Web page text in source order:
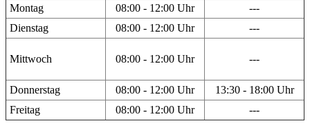
Montag 08:00 - 12:00 Uhr
---
Dienstag
08:00 - 12:00 Uhr ---
Mittwoch 08:00 - 12:00 Uhr ---
Donnerstag 08:00 - 12:00 Uhr
13:30 - 18:00 Uhr
Freitag
08:00 - 12:00 Uhr ---